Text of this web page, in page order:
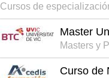
Cursos de
Master
Masters y
Curso de